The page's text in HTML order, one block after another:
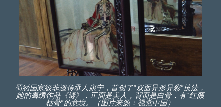
蜀绣国家级非遗传承人康宁，首创了“双面异形异彩”技法，
她的蜀绣作品《谜》，正面是美人，背面是白骨，有“红颜
枯骨”的意境。（图片来源：视觉中国）